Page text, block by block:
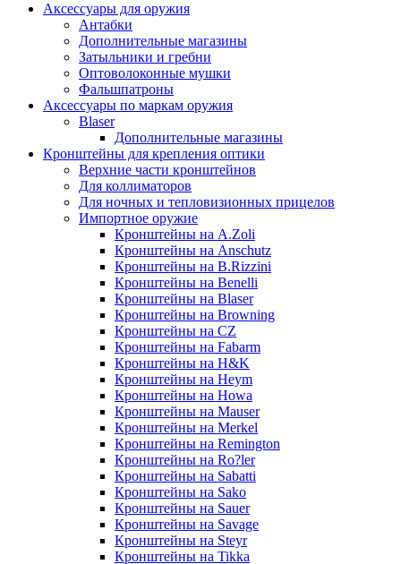
Аксессуары для оружия
Антабки
Дополнительные магазины
Затыльники и гребни
Оптоволоконные мушки
Фальшпатроны
Аксессуары по маркам оружия
Blaser
Дополнительные магазины
Кронштейны для крепления оптики
Верхние части кронштейнов
Для коллиматоров
Для ночных и тепловизионных прицелов
Импортное оружие
Кронштейны на A.Zoli
Кронштейны на Anschutz
Кронштейны на B.Rizzini
Кронштейны на Benelli
Кронштейны на Blaser
Кронштейны на Browning
Кронштейны на CZ
Кронштейны на Fabarm
Кронштейны на H&K
Кронштейны на Heym
Кронштейны на Howa
Кронштейны на Mauser
Кронштейны на Merkel
Кронштейны на Remington
Кронштейны на Ro?ler
Кронштейны на Sabatti
Кронштейны на Sako
Кронштейны на Sauer
Кронштейны на Savage
Кронштейны на Steyr
Кронштейны на Tikka